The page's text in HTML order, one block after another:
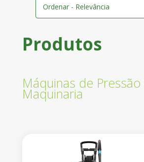
Produtos
Máquinas de Pressão
Maquinaria